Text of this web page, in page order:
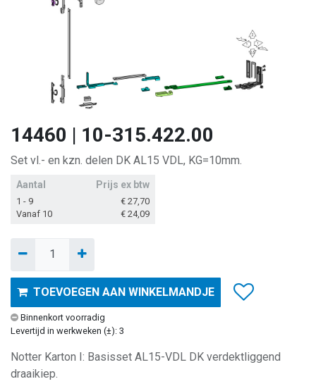
14460 | 10-315.422.00
Set vl.- en kzn. delen DK AL15 VDL, KG=10mm.
Aantal Prijs ex btw
1 - 9 € 27,70
Vanaf 10
€ 24,09
TOEVOEGEN AAN WINKELMANDJE
Binnenkort voorradig
Levertijd in werkweken (±): 3
Notter Karton I: Basisset AL15-VDL DK verdektliggend
draaikiep.